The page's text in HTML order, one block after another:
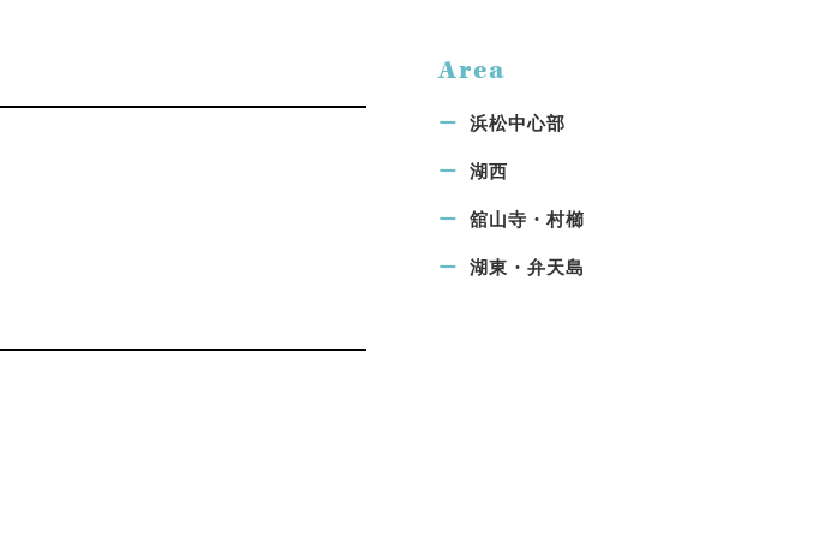
Area
浜松中心部
湖西
舘山寺・村櫛
湖東・弁天島